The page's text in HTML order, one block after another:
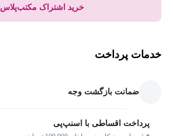
خرید اشتراک مکتب‌پلاس
خدمات پرداخت
ضمانت بازگشت وجه
پرداخت اقساطی با اسنپ‌پی